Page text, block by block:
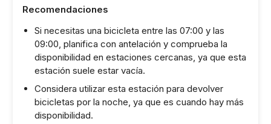
Recomendaciones
Si necesitas una bicicleta entre las 07:00 y las
09:00, planifica con antelación y comprueba la
disponibilidad en estaciones cercanas, ya que esta
estación suele estar vacía.
Considera utilizar esta estación para devolver
bicicletas por la noche, ya que es cuando hay más
disponibilidad.